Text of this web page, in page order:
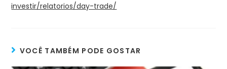
investir/relatorios/day-trade/
VOCÊ TAMBÉM PODE GOSTAR